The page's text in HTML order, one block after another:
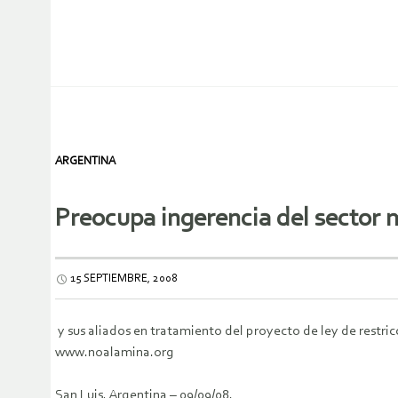
ARGENTINA
Preocupa ingerencia del sector
15 SEPTIEMBRE, 2008
y sus aliados en tratamiento del proyecto de ley de
www.noalamina.org